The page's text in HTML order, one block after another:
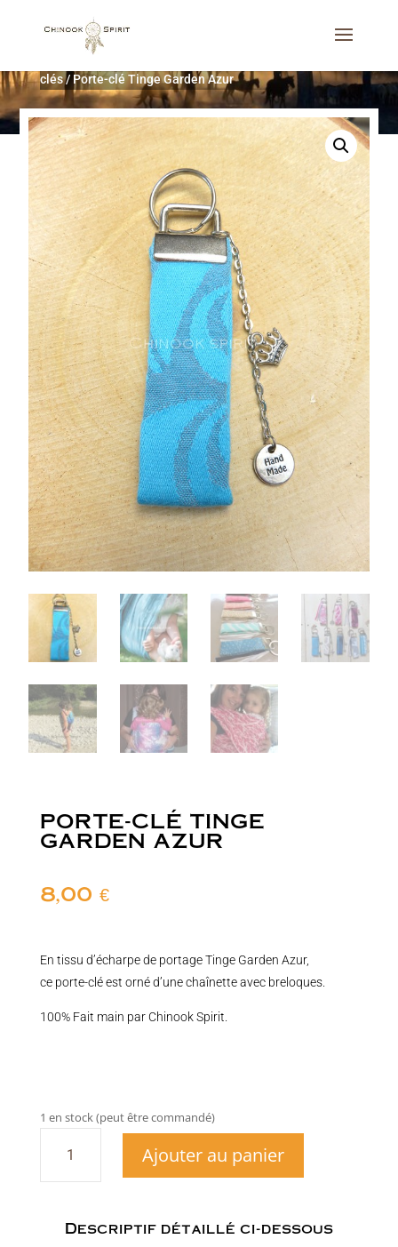
Décoration d'intérieur
clés/ Porte-clé Tinge Garden Azur
PORTE-CLÉ TINGE
GARDEN AZUR
8,00 €
En tissu d’écharpe de portage Tinge Garden Azur,
ce porte-clé est orné d’une chaînette avec breloques.
100% Fait main par Chinook Spirit.
1 en stock (peut être commandé)
clé
Garden
Azur
Ajouter au panier
Descriptif détaillé ci-dessous